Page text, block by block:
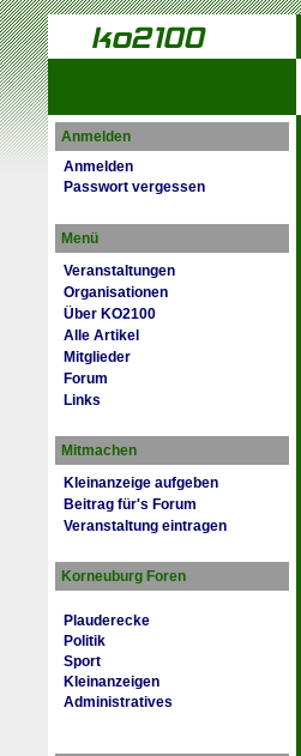
Anmelden
Anmelden
Passwort vergessen
Menü
Veranstaltungen
Organisationen
Über KO2100
Alle Artikel
Mitglieder
Forum
Links
Mitmachen
Kleinanzeige aufgeben
Beitrag für's Forum
Veranstaltung eintragen
Korneuburg Foren
Plauderecke
Politik
Sport
Kleinanzeigen
Administratives